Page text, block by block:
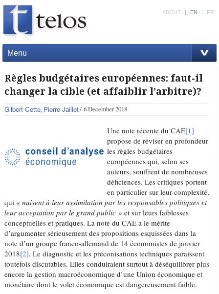
Menu
ABOUT | EN | FR
Règles budgétaires européennes: faut-il
changer la cible (et affaiblir l’arbitre)?
Gilbert Cette Pierre Jaillet 6 December 2018
Une note récente du CAE[1]
propose de réviser en profondeur
les règles budgétaires
européennes qui, selon ses
auteurs, souffrent de nombreuses
déficiences. Les critiques portent
en particulier sur leur complexité,
qui «nuisent à leur assimilation par les responsables politiques et
leur acceptation par le grand public » et sur leurs faiblesses
conceptuelles et pratiques. La note du CAE a le mérite
d’argumenter sérieusement des propositions esquissées dans la
note d’un groupe franco-allemand de 14 économistes de janvier
2018[2]. Le diagnostic et les préconisations techniques paraissent
toutefois discutables. Elles conduiraient surtout à déséquilibrer plus
encore la gestion macroéconomique d’une Union économique et
monétaire dont le volet économique est dangereusement faible.